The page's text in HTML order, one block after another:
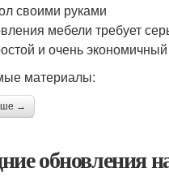
своими руками
мебели требует
и очень
материалы:
→
обновления